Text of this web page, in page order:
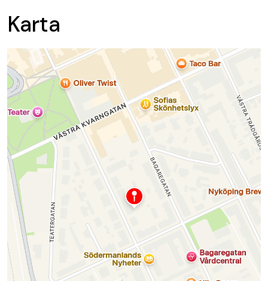
Karta